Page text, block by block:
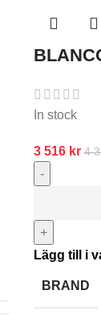
In stock
3 516 kr 4
-
+
Lägg till i
BRAND